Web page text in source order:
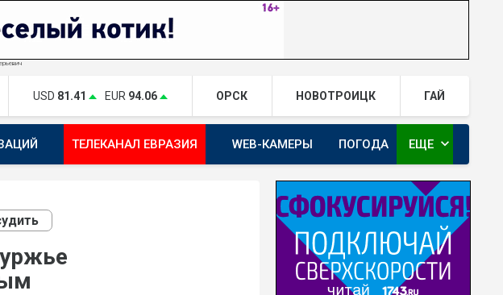
USD 81.41 EUR 94.06 ОРСК НОВОТРОИЦК ГАЙ
ТЕЛЕКАНАЛ ЕВРАЗИЯ WEB-КАМЕРЫ ПОГОДА
ОРЕНБУРГ - ГЕРОИ РЯДОМ С НАМИ
ЕЩЕ expand_more